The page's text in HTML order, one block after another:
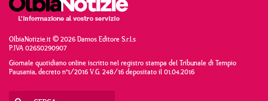
OlbiaNotizie.it © 2026 Damos Editore S.r.l.s
P.IVA 02650290907
Giornale quotidiano online iscritto nel registro stampa del Tribunale di Tempio
Pausania, decreto n°1/2016 V.G. 248/16 depositato il 01.04.2016